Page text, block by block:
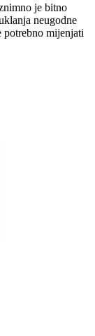
je bitno
neugodne
potrebno mijenjati